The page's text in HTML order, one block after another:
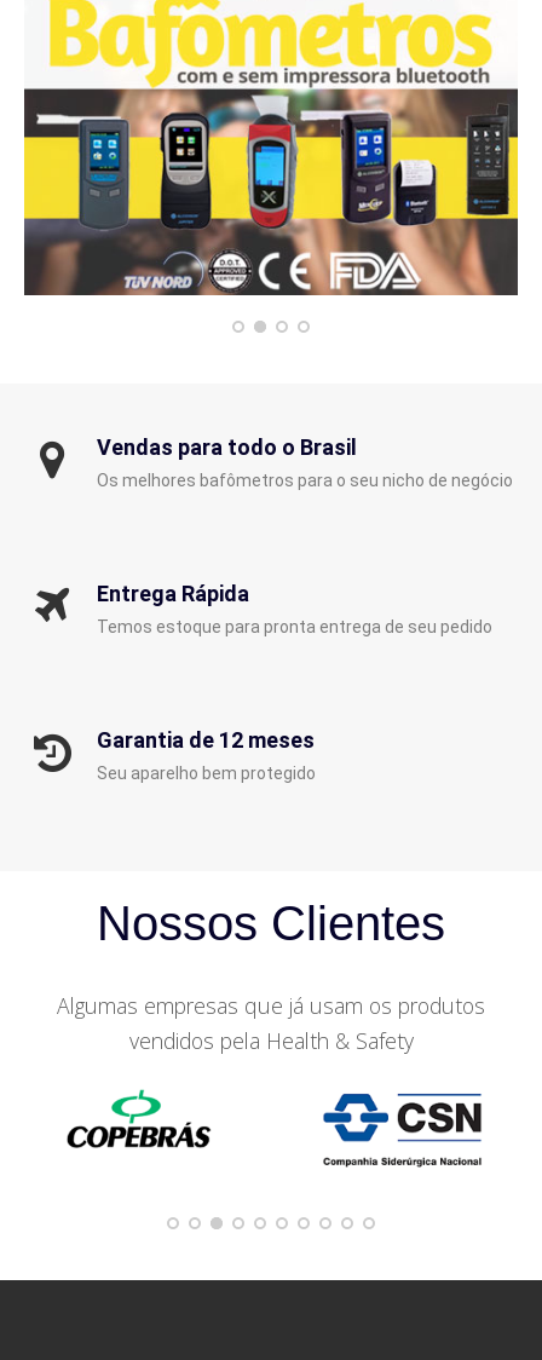
Vendas para todo o Brasil
Os melhores bafômetros para o seu nicho de negócio
Entrega Rápida
Temos estoque para pronta entrega de seu pedido
Garantia de 12 meses
Seu aparelho bem protegido
Nossos Clientes
Algumas empresas que já usam os produtos
vendidos pela Health & Safety